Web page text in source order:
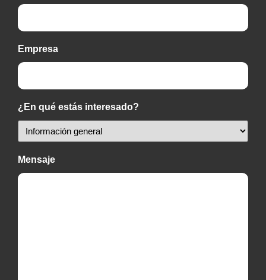
Empresa
¿En qué estás interesado?
Mensaje